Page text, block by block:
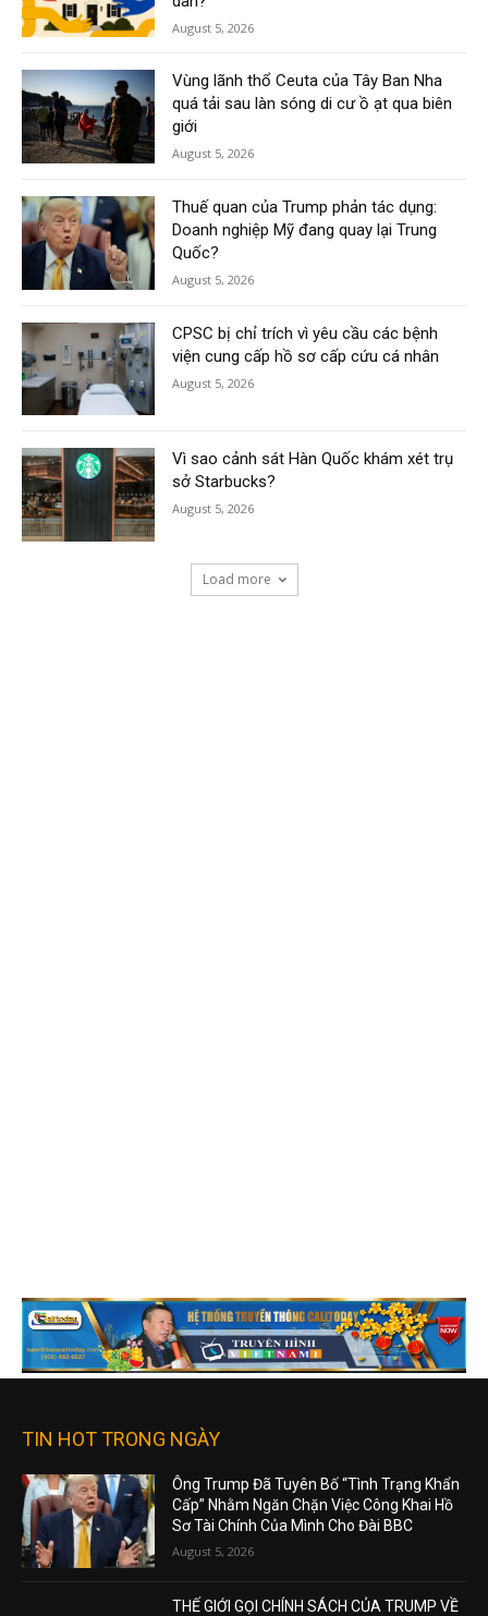
August 5, 2026
Vùng lãnh thổ Ceuta của Tây Ban Nha
quá tải sau làn sóng di cư ồ ạt qua biên
giới
August 5, 2026
Thuế quan của Trump phản tác dụng:
Doanh nghiệp Mỹ đang quay lại Trung
Quốc?
August 5, 2026
CPSC bị chỉ trích vì yêu cầu các bệnh
viện cung cấp hồ sơ cấp cứu cá nhân
August 5, 2026
Vì sao cảnh sát Hàn Quốc khám xét trụ
sở Starbucks?
August 5, 2026
Load more
TIN HOT TRONG NGÀY
Ông Trump Đã Tuyên Bố “Tình Trạng Khẩn
Cấp” Nhằm Ngăn Chặn Việc Công Khai Hồ
Sơ Tài Chính Của Mình Cho Đài BBC
August 5, 2026
THẾ GIỚI GỌI CHÍNH SÁCH CỦA TRUMP VỀ